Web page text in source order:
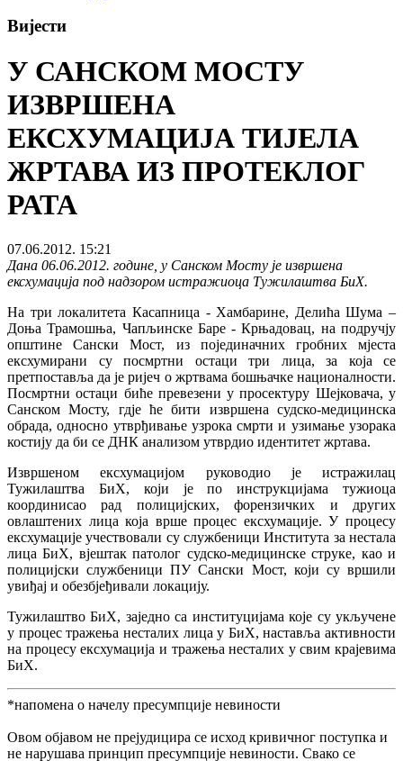
Вијести
У САНСКОМ МОСТУ
ИЗВРШЕНА
ЕКСХУМАЦИЈА ТИЈЕЛА
ЖРТАВА ИЗ ПРОТЕКЛОГ
РАТА
07.06.2012. 15:21
Дана 06.06.2012. године, у Санском Мосту је извршена
ексхумација под надзором истражиоца Тужилаштва БиХ.
На три локалитета Касапница - Хамбарине, Делића Шума –
Доња Трамошња, Чапљинске Баре - Крњадовац, на подручју
општине Сански Мост, из појединачних гробних мјеста
ексхумирани су посмртни остаци три лица, за која се
претпоставља да је ријеч о жртвама бошњачке националности.
Посмртни остаци биће превезени у просектуру Шејковача, у
Санском Мосту, гдје ће бити извршена судско-медицинска
обрада, односно утврђивање узрока смрти и узимање узорака
костију да би се ДНК анализом утврдио идентитет жртава.
Извршеном ексхумацијом руководио је истражилац
Тужилаштва БиХ, који је по инструкцијама тужиоца
координисао рад полицијских, форензичких и других
овлаштених лица која врше процес ексхумације. У процесу
ексхумације учествовали су службеници Института за нестала
лица БиХ, вјештак патолог судско-медицинске струке, као и
полицијски службеници ПУ Сански Мост, који су вршили
увиђај и обезбјеђивали локацију.
Тужилаштво БиХ, заједно са институцијама које су укључене
у процес тражења несталих лица у БиХ, наставља активности
на процесу ексхумација и тражења несталих у свим крајевима
БиХ.
*напомена о начелу пресумпције невиности
Овом објавом не прејудицира се исход кривичног поступка и
не нарушава принцип пресумпције невиности. Свако се